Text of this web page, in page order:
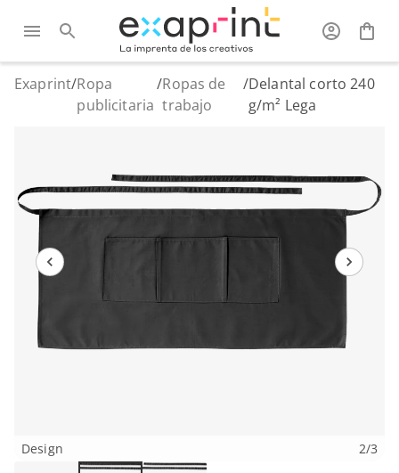
Exaprint/Ropa
publicitaria
/Ropas de
trabajo
/Delantal corto 240
g/m² Lega
Design 2/3